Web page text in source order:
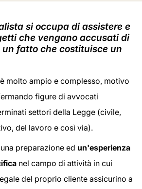
si occupa di assistere e
che vengano accusati di
un fatto che costituisce un
molto ampio e complesso, motivo
figure di avvocati
settori della Legge (civile,
del lavoro e così via).
preparazione ed un'esperienza
nel campo di attività in cui
del proprio cliente assicurino a